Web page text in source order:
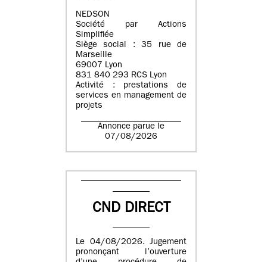
NEDSON
Société par Actions
Simplifiée
Siège social : 35 rue de
Marseille
69007 Lyon
831 840 293 RCS Lyon
Activité : prestations de
services en management de
projets
Annonce parue le
07/08/2026
CND DIRECT
Le 04/08/2026. Jugement
prononçant l’ouverture